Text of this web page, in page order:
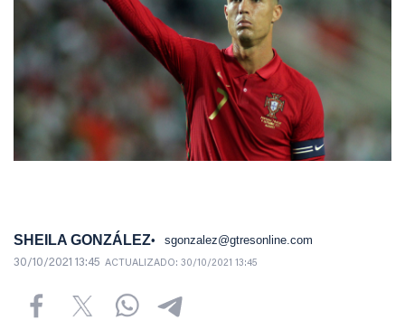
SHEILA GONZÁLEZ sgonzalez@gtresonline.com
30/10/2021 13:45 ACTUALIZADO: 30/10/2021 13:45